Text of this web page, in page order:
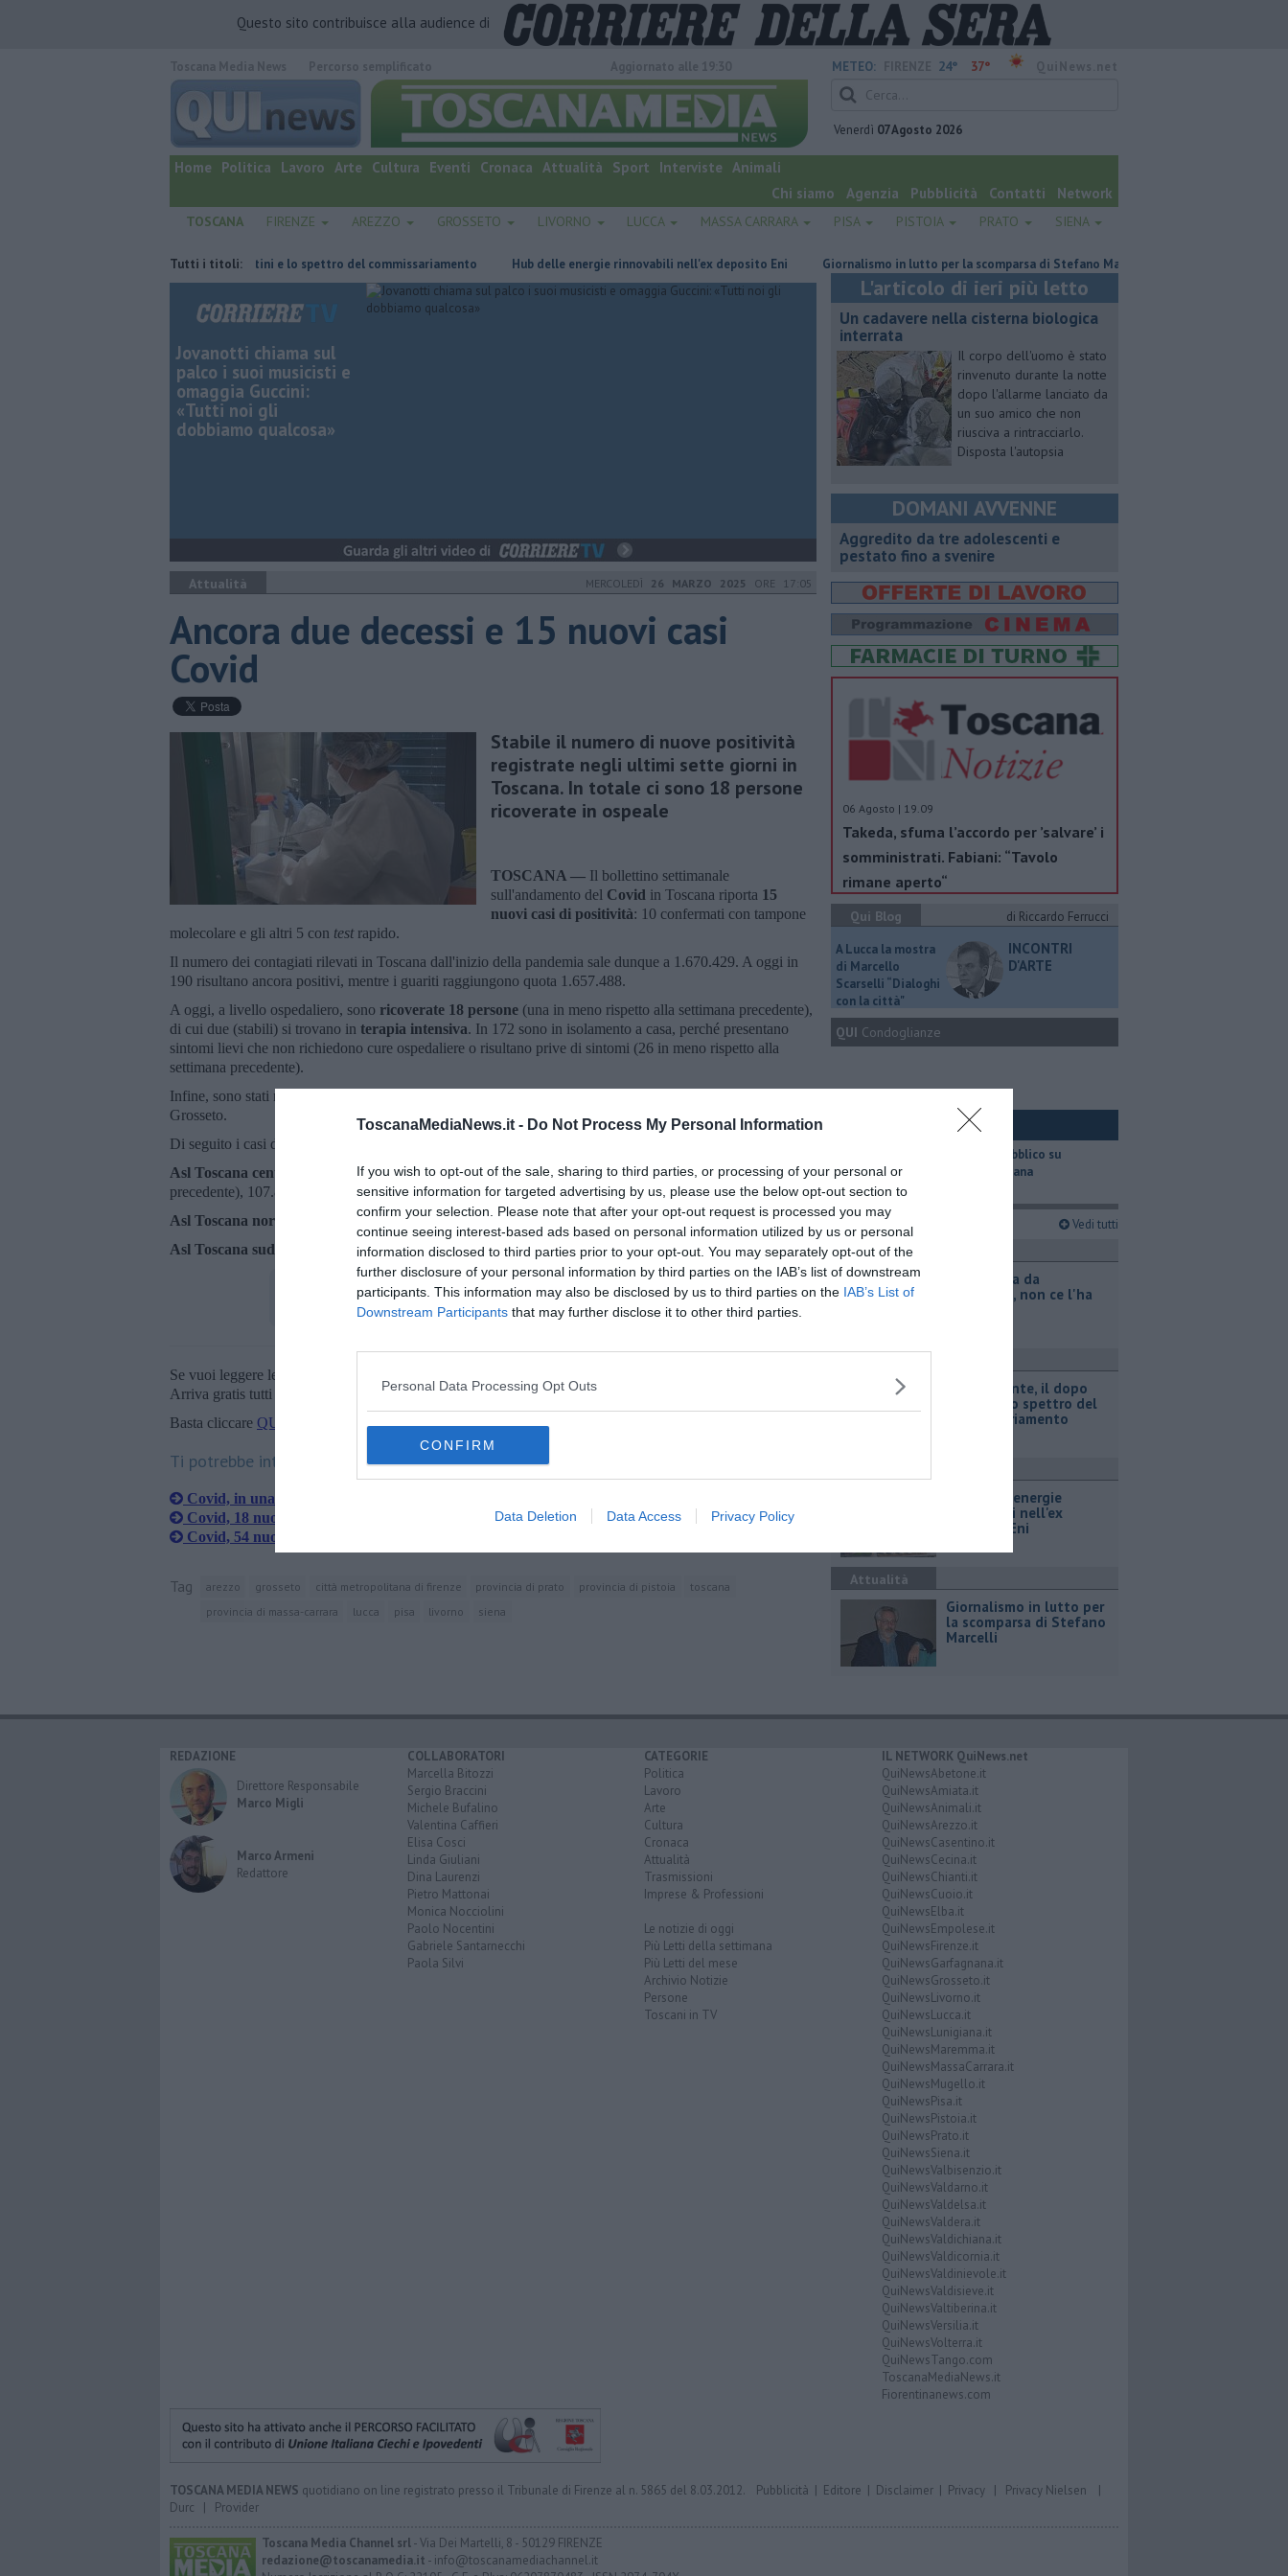
ToscanaMediaNews.it - Do Not Process My Personal Information
If you wish to opt-out of the sale, sharing to third parties, or processing of your personal or
sensitive information for targeted advertising by us, please use the below opt-out section to
confirm your selection. Please note that after your opt-out request is processed you may
continue seeing interest-based ads based on personal information utilized by us or personal
information disclosed to third parties prior to your opt-out. You may separately opt-out of the
further disclosure of your personal information by third parties on the IAB’s list of downstream
participants. This information may also be disclosed by us to third parties on the IAB’s List of
Downstream Participants that may further disclose it to other third parties.
Personal Data Processing Opt Outs
CONFIRM
Data Deletion Data Access Privacy Policy
Questo sito contribuisce alla audience di
quotidiano online.
METEO: 24° 37°
Venerdì 07 Agosto 2026
Home Politica Lavoro Arte Cultura Eventi Cronaca Attualità Sport Interviste Animali
Chi siamo
Agenzia Pubblicità Contatti Network
TOSCANA FIRENZE AREZZO GROSSETO LIVORNO LUCCA MASSA CARRARA PISA PISTOIA PRATO SIENA
Tutti i titoli:
Retiambiente, il dopo Fortini e lo spettro del commissariamento Hub delle energie rinnovabili nell'ex deposito Eni Giornalismo in lutto per la scomparsa di Stefano Marcelli
Jovanotti chiama sul
palco i suoi musicisti e
omaggia Guccini:
«Tutti noi gli
dobbiamo qualcosa»
Attualità MERCOLEDÌ 26 MARZO 2025 ORE 17:05
Ancora due decessi e 15 nuovi casi
Covid
Stabile il numero di nuove positività
registrate negli ultimi sette giorni in
Toscana. In totale ci sono 18 persone
ricoverate in ospeale
TOSCANA — Il bollettino settimanale
sull'andamento del Covid in Toscana riporta 15
nuovi casi di positività: 10 confermati con tampone
molecolare e gli altri 5 con testrapido.
Il numero dei contagiati rilevati in Toscana dall'inizio della pandemia sale dunque a 1.670.429. A oggi in
190 risultano ancora positivi, mentre i guariti raggiungono quota 1.657.488.
A oggi, a livello ospedaliero, sono ricoverate 18 persone (una in meno rispetto alla settimana precedente),
di cui due (stabili) si trovano in terapia intensiva. In 172 sono in isolamento a casa, perché presentano
sintomi lievi che non richiedono cure ospedaliere o risultano prive di sintomi (26 in meno rispetto alla
settimana precedente).
Infine, sono stati registrati
Grosseto.
Di seguito i casi di positività accertati provincia per provincia con la variazione rispetto a sette giorni fa:
Asl Toscana centro:
446.243 nella Città metropolitana di Firenze (6 in più rispetto alla settimana
precedente), 107.896 in provincia di Prato (uno in più), 129.103 in provincia di Pistoia.
Asl Toscana nord ovest:
87.567 a Massa Carrara, 181.749 a Lucca, 196.693 a Pisa, 154.216 a Livorno.
Asl Toscana sud est:
151.425 ad Arezzo, 119.990 a Siena (8 in più) e 93.874 a Grosseto.
Se vuoi leggere le notizie principali della Toscana iscriviti alla
Arriva gratis tutti i giorni alle 20:00 direttamente nella tua casella di posta.
Basta cliccare QUI
Ti potrebbe interessare anche:
Covid, in una settimana 10 nuovi casi e 2 decessi
Covid, 18 nuovi casi e 3 decessi in una settimana
Covid, 54 nuovi casi e nessun decesso in Toscana
Tag arezzo grosseto città metropolitana di firenze provincia di prato provincia di pistoia
toscana
provincia di massa-carrara
lucca pisa livorno siena
L'articolo di ieri più letto
Un cadavere nella cisterna biologica
interrata
Il corpo dell'uomo è stato
rinvenuto durante la notte
dopo l'allarme lanciato da
un suo amico che non
riusciva a rintracciarlo.
Disposta l'autopsia
DOMANI AVVENNE
Aggredito da tre adolescenti e
pestato fino a svenire
06 Agosto | 19.09
Takeda, sfuma l’accordo per ’salvare’ i
somministrati. Fabiani: “Tavolo
rimane aperto“
Qui Blog
di Riccardo Ferrucci
A Lucca la mostra
di Marcello
Scarselli “Dialoghi
con la città"
INCONTRI
D'ARTE
QUI Condoglianze
​Il trasporto pubblico su
gomma in Toscana
Ultimi articoli Vedi tutti
Cronaca
Contagiata da
legionella, non ce l'ha
Retiambiente, il dopo
Fortini e lo spettro del
commissariamento
Hub delle energie
rinnovabili nell'ex
deposito Eni
Attualità
Giornalismo in lutto per
la scomparsa di Stefano
Marcelli
REDAZIONE
Direttore Responsabile
Marco Migli
Marco Armeni
Redattore
COLLABORATORI
Marcella Bitozzi
Sergio Braccini
Michele Bufalino
Valentina Caffieri
Elisa Cosci
Linda Giuliani
Dina Laurenzi
Pietro Mattonai
Monica Nocciolini
Paolo Nocentini
Gabriele Santarnecchi
Paola Silvi
CATEGORIE
Politica
Lavoro
Arte
Cultura
Cronaca
Attualità
Trasmissioni
Imprese & Professioni
Le notizie di oggi
Più Letti della settimana
Più Letti del mese
Archivio Notizie
Persone
Toscani in TV
IL NETWORK QuiNews.net
QuiNewsAbetone.it
QuiNewsAmiata.it
QuiNewsAnimali.it
QuiNewsArezzo.it
QuiNewsCasentino.it
QuiNewsCecina.it
QuiNewsChianti.it
QuiNewsCuoio.it
QuiNewsElba.it
QuiNewsEmpolese.it
QuiNewsFirenze.it
QuiNewsGarfagnana.it
QuiNewsGrosseto.it
QuiNewsLivorno.it
QuiNewsLucca.it
QuiNewsLunigiana.it
QuiNewsMaremma.it
QuiNewsMassaCarrara.it
QuiNewsMugello.it
QuiNewsPisa.it
QuiNewsPistoia.it
QuiNewsPrato.it
QuiNewsSiena.it
QuiNewsValbisenzio.it
QuiNewsValdarno.it
QuiNewsValdelsa.it
QuiNewsValdera.it
QuiNewsValdichiana.it
QuiNewsValdicornia.it
QuiNewsValdinievole.it
QuiNewsValdisieve.it
QuiNewsValtiberina.it
QuiNewsVersilia.it
QuiNewsVolterra.it
QuiNewsTango.com
ToscanaMediaNews.it
Fiorentinanews.com
TOSCANA MEDIA NEWS quotidiano on line registrato presso il Tribunale di Firenze al n. 5865 del 8.03.2012. Pubblicità | Editore | Disclaimer | Privacy | Privacy Nielsen |
Durc | Provider
Toscana Media Channel srl- Via Dei Martelli, 8 - 50129 FIRENZE
redazione@toscanamedia.it - info@toscanamediachannel.it